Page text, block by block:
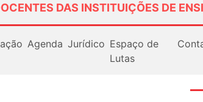
DAS INSTITUIÇÕES DE
Agenda Jurídico Espaço de
Lutas